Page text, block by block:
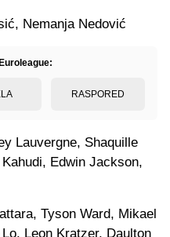
Nemanja Nedović
RASPORED
Lauvergne, Shaquille
Edwin Jackson,
Tyson Ward, Mikael
Leon Kratzer, Daulton